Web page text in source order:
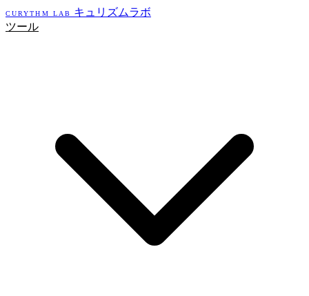
CURYTHM LAB
キュリズムラボ
ツール